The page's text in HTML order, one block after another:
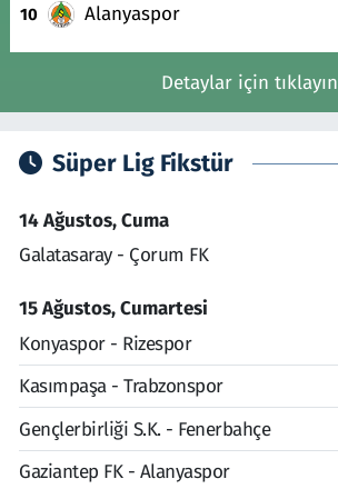
10 Alanyaspor
Detaylar için tıklayın
Süper Lig Fikstür
14 Ağustos, Cuma
Galatasaray - Çorum FK
15 Ağustos, Cumartesi
Konyaspor - Rizespor
Kasımpaşa - Trabzonspor
Gençlerbirliği S.K. - Fenerbahçe
Gaziantep FK - Alanyaspor